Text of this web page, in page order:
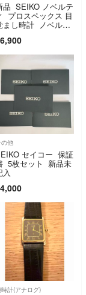
品 SEIKO ノベルテ
プロスペックス 目
まし時計 ノベルテ
の他
セイコー 保証
5枚セット 新品未
入
時計(アナログ)